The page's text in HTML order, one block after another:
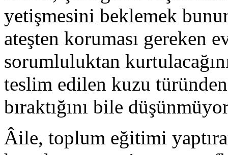
yetişmesini beklemek
ateşten koruması gereken
sorumluluktan
teslim edilen kuzu
bıraktığını bile
Âile, toplum eğitimi